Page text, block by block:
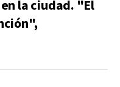
la ciudad. "El